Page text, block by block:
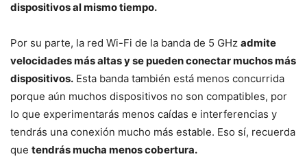
dispositivos al mismo tiempo.
Por su parte, la red Wi-Fi de la banda de 5 GHz admite
velocidades más altas y se pueden conectar muchos más
dispositivos. Esta banda también está menos concurrida
porque aún muchos dispositivos no son compatibles, por
lo que experimentarás menos caídas e interferencias y
tendrás una conexión mucho más estable. Eso sí, recuerda
que tendrás mucha menos cobertura.